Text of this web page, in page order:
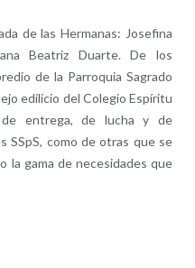
de las Hermanas: Josefina
Beatriz Duarte. De los
de la Parroquia Sagrado
edilicio del Colegio Espíritu
entrega, de lucha y de
SSpS, como de otras que se
la gama de necesidades que